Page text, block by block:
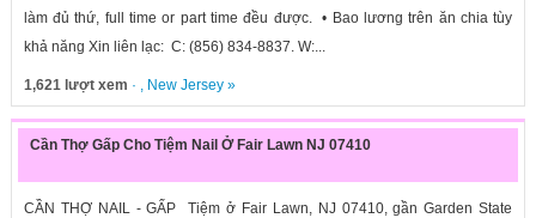
làm đủ thứ, full time or part time đều được. • Bao lương trên ăn chia tùy
khả năng Xin liên lạc: C: (856) 834-8837. W:...
1,621 lượt xem · , New Jersey»
Cần Thợ Gấp Cho Tiệm Nail Ở Fair Lawn NJ 07410
CẦN THỢ NAIL - GẤP Tiệm ở Fair Lawn, NJ 07410, gần Garden State